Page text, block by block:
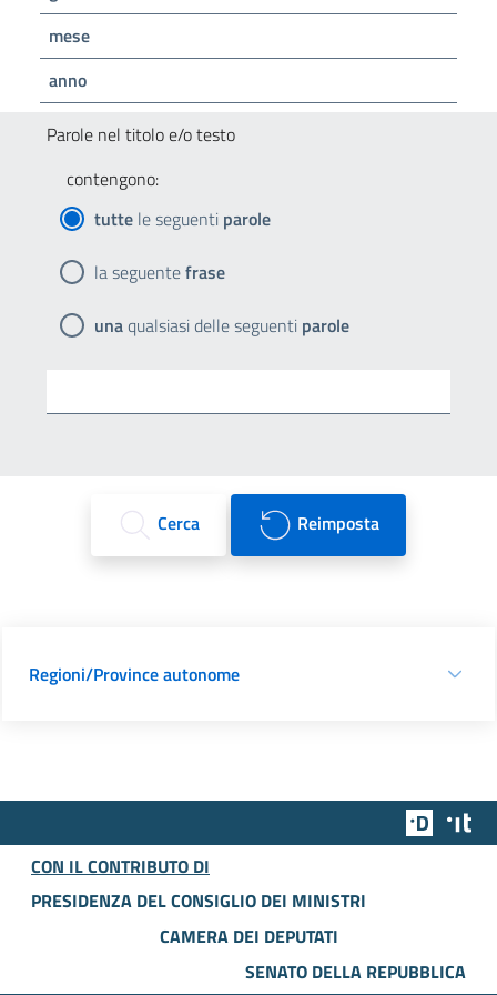
mese
anno
Parole nel titolo e/o testo
contengono:
tutte le seguenti parole
la seguentefrase
unaqualsiasi delle seguenti parole
Cerca Reimposta
Regioni/Province autonome
Team
CON IL CONTRIBUTO DI
PRESIDENZA DEL CONSIGLIO DEI MINISTRI
CAMERA DEI DEPUTATI
SENATO DELLA REPUBBLICA